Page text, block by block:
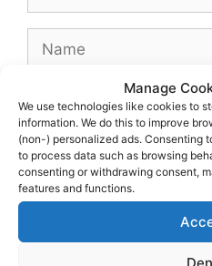
Manage
We use technologies like cookies to
information. We do this to improve
(non-) personalized ads. Consenting
to process data such as browsing
consenting or withdrawing consent,
features and functions.
Name
Website